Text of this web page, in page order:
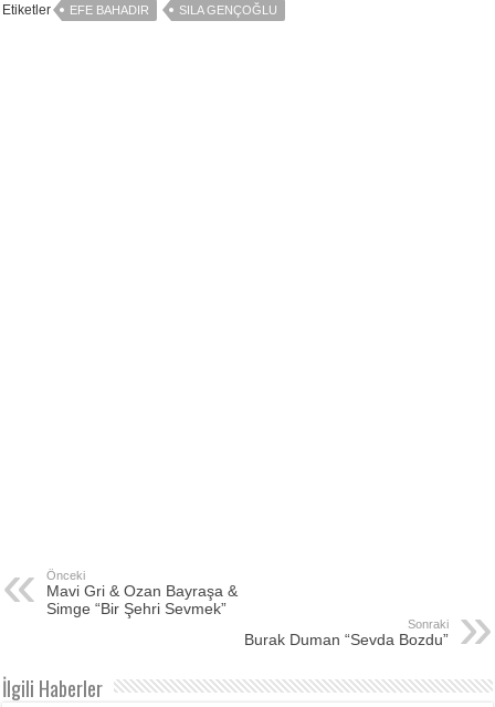
Etiketler EFE BAHADIR SILA GENÇOĞLU
Önceki
Mavi Gri & Ozan Bayraşa &
Simge “Bir Şehri Sevmek”
Sonraki
Burak Duman “Sevda Bozdu”
İlgili Haberler